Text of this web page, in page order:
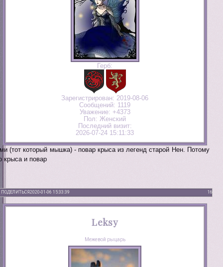
Герб:
Зарегистрирован: 2019-08-06
Сообщений: 1119
Уважение: +4373
Пол: Женский
Последний визит:
2026-07-24 15:11:33
(тот который мышка) - повар крыса из легенд старой Нен. Потому
крыса и повар
ПОДЕЛИТЬСЯ 16
2020-01-06 15:33:39
Leksy
Межевой рыцарь